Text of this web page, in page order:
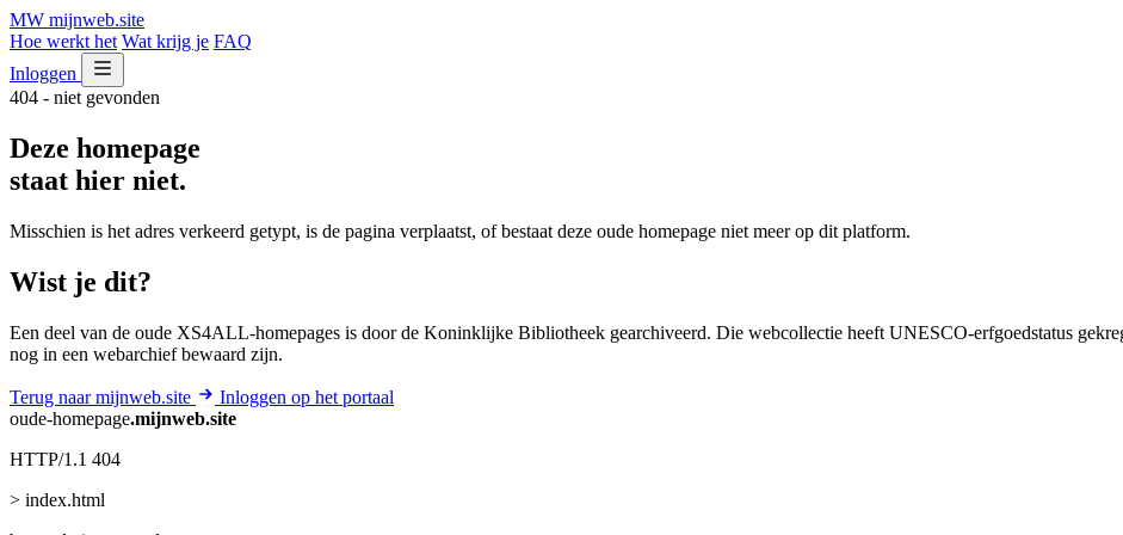
MW mijnweb.site
Hoe werkt het Wat krijg je FAQ
Inloggen
404 - niet gevonden
Deze homepage
staat hier niet.
Misschien is het adres verkeerd getypt, is de pagina verplaatst, of bestaat deze oude homepage niet meer op dit platform.
Wist je dit?
Een deel van de oude XS4ALL-homepages is door de Koninklijke Bibliotheek gearchiveerd. Die webcollectie heeft UNESCO-erfgoedstatus
nog in een webarchief bewaard zijn.
Terug naar mijnweb.site
Inloggen op het portaal
oude-homepage.mijnweb.site
HTTP/1.1 404
> index.html